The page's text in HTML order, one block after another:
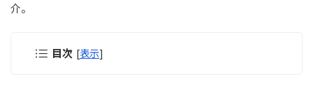
介。
目次 [表示]